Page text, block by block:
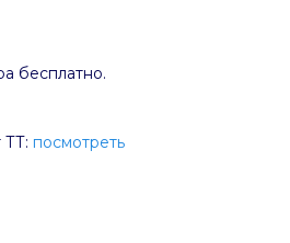
бесплатно.
ТТ: посмотреть